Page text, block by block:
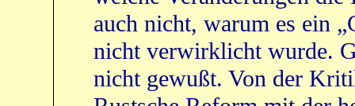
auch nicht, warum es ein
nicht verwirklicht wurde.
nicht gewußt. Von der